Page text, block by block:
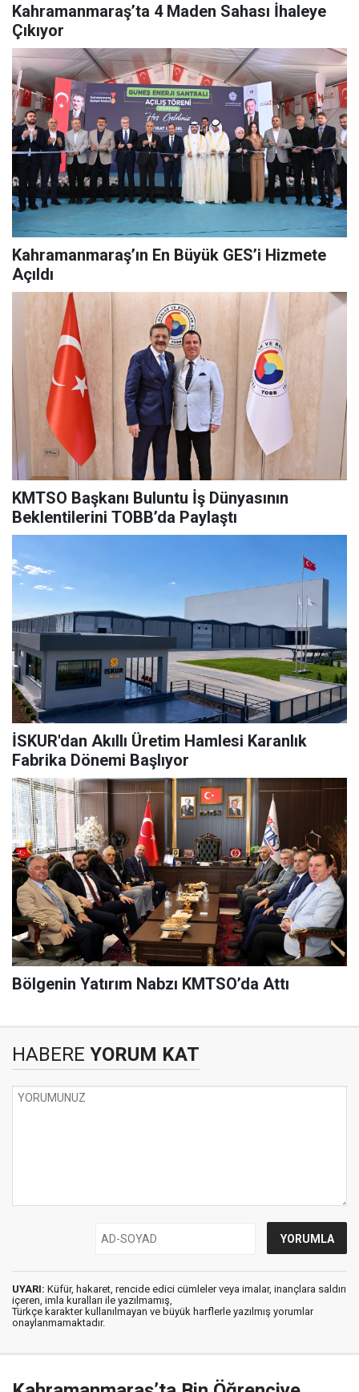
Kahramanmaraş’ta 4 Maden Sahası İhaleye
Çıkıyor
Kahramanmaraş’ın En Büyük GES’i Hizmete
Açıldı
KMTSO Başkanı Buluntu İş Dünyasının
Beklentilerini TOBB’da Paylaştı
İSKUR'dan Akıllı Üretim Hamlesi Karanlık
Fabrika Dönemi Başlıyor
Bölgenin Yatırım Nabzı KMTSO’da Attı
HABERE YORUM KAT
UYARI: Küfür, hakaret, rencide edici cümleler veya imalar, inançlara saldırı
içeren, imla kuralları ile yazılmamış,
Türkçe karakter kullanılmayan ve büyük harflerle yazılmış yorumlar
onaylanmamaktadır.